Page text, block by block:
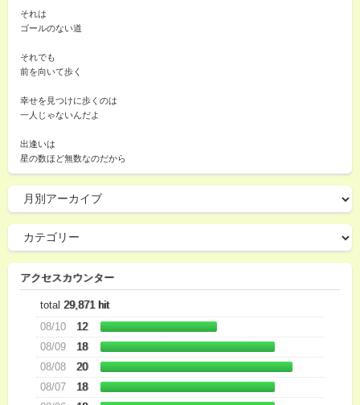
それは
ゴールのない道
それでも
前を向いて歩く
幸せを見つけに歩くのは
一人じゃないんだよ
出逢いは
星の数ほど無数なのだから
アクセスカウンター
total 29,871 hit
08/10
12
08/09
18
08/08
20
08/07
18